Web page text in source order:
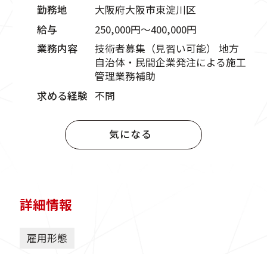
勤務地
大阪府大阪市東淀川区
給与
250,000円〜400,000円
業務内容
技術者募集（見習い可能） 地方
自治体・民間企業発注による施工
管理業務補助
求める経験 不問
気になる
詳細情報
雇用形態